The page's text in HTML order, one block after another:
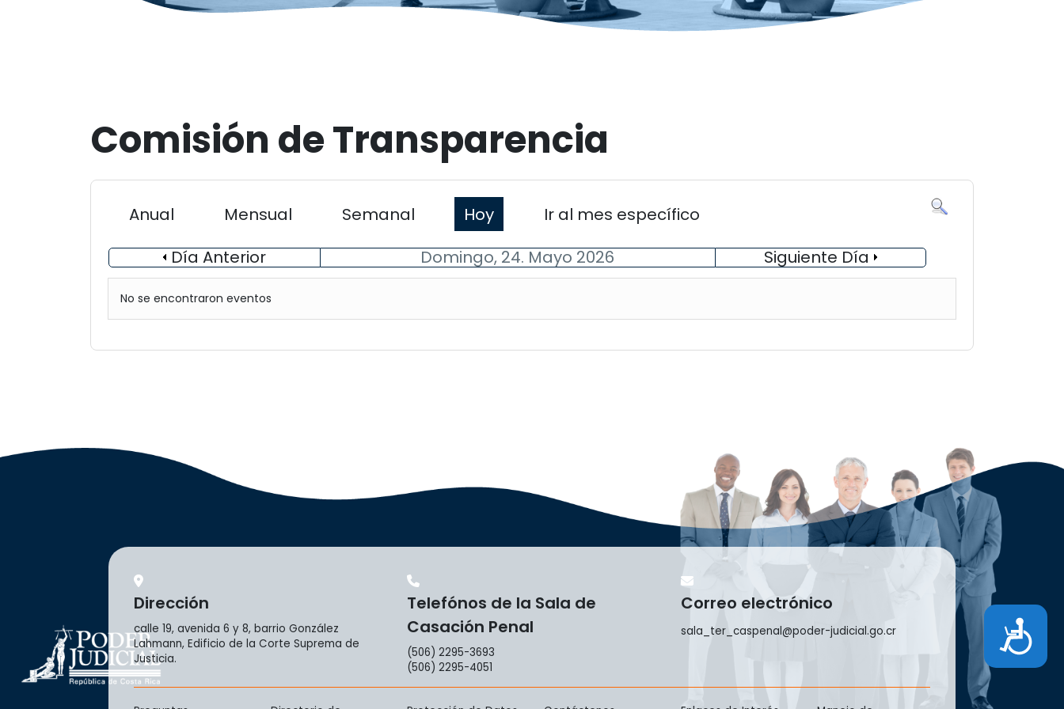
Accesibilidad
Comisión de Transparencia
Anual Mensual Semanal Hoy
Ir al mes específico
Día Anterior
Domingo, 24. Mayo 2026 Siguiente Día
No se encontraron eventos
Dirección
calle 19, avenida 6 y 8, barrio González
Lahmann, Edificio de la Corte Suprema de
Justicia.
Telefónos de la Sala de
Casación Penal
(506) 2295-3693
(506) 2295-4051
Correo electrónico
sala_ter_caspenal@poder-judicial.go.cr